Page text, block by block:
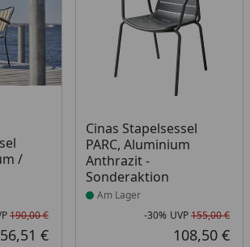
/
Rabatt in Prozent
Ursprünglicher Preis
190,00 €
€
Cinas Stapelsessel
PARC, Aluminium
Anthrazit -
Sonderaktion
Produkt am Lager
Am Lager
-30% UVP155,00 €
108,50 €